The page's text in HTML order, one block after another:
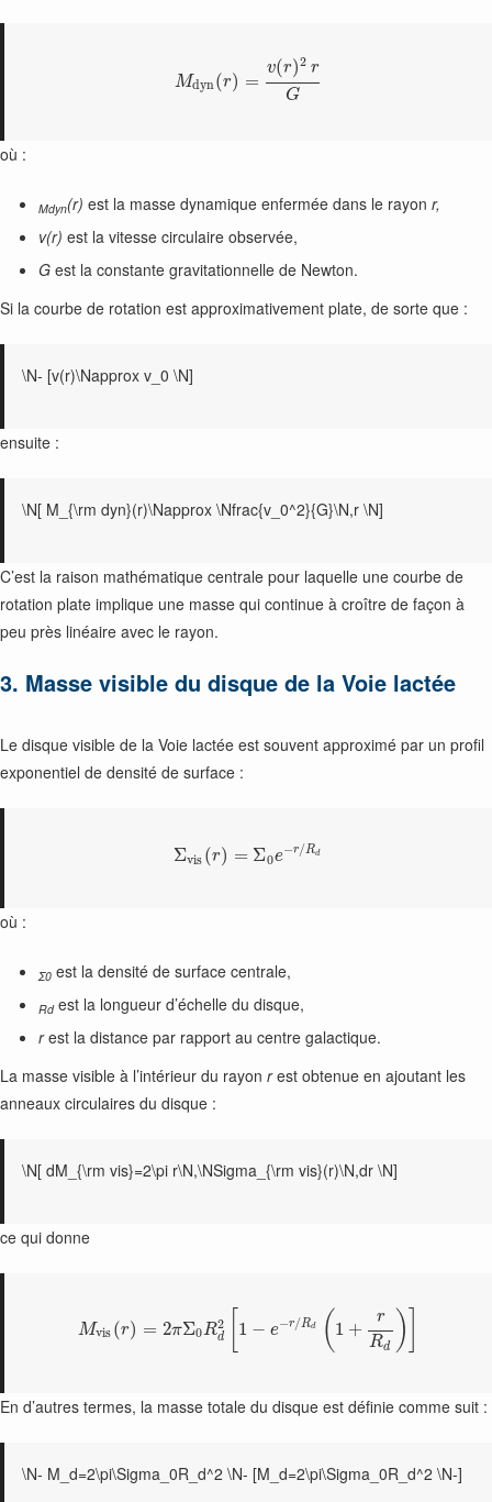
Mdyn(r) =
v(r)2 r
G
où :
Mdyn(r) est la masse dynamique enfermée dans le rayon r,
v(r) est la vitesse circulaire observée,
G est la constante gravitationnelle de Newton.
Si la courbe de rotation est approximativement plate, de sorte que :
\N- [v(r)\Napprox v_0 \N]
ensuite :
\N[ M_{\rm dyn}(r)\Napprox \Nfrac{v_0^2}{G}\N,r \N]
C’est la raison mathématique centrale pour laquelle une courbe de
rotation plate implique une masse qui continue à croître de façon à
peu près linéaire avec le rayon.
3. Masse visible du disque de la Voie lactée
Le disque visible de la Voie lactée est souvent approximé par un profil
exponentiel de densité de surface :
Σvis (r) = Σ0e−r/Rd
où :
Σ0 est la densité de surface centrale,
Rdest la longueur d’échelle du disque,
rest la distance par rapport au centre galactique.
La masse visible à l’intérieur du rayon rest obtenue en ajoutant les
anneaux circulaires du disque :
\N[ dM_{\rm vis}=2\pi r\N,\NSigma_{\rm vis}(r)\N,dr \N]
ce qui donne
Mvis (r) = 2πΣ0R2
d 1 − e−r/Rd ( 1 +
r
Rd )
En d’autres termes, la masse totale du disque est définie comme suit :
\N- M_d=2\pi\Sigma_0R_d^2 \N- [M_d=2\pi\Sigma_0R_d^2 \N-]